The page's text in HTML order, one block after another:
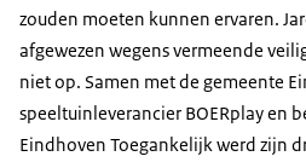
zouden moeten kunnen ervaren.
afgewezen wegens vermeende
niet op. Samen met de gemeente
speeltuinleverancier BOERplay en
Eindhoven Toegankelijk werd zijn